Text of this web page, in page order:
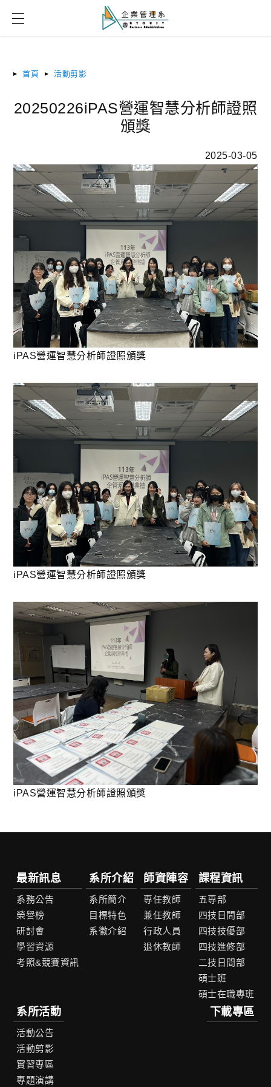
首頁 活動剪影
20250226iPAS營運智慧分析師證照
頒獎
2025-03-05
iPAS營運智慧分析師證照頒獎
iPAS營運智慧分析師證照頒獎
iPAS營運智慧分析師證照頒獎
最新訊息
系務公告
榮譽榜
研討會
學習資源
考照&競賽資訊
系所介紹
系所簡介
目標特色
系徽介紹
師資陣容
專任教師
兼任教師
行政人員
退休教師
課程資訊
五專部
四技日間部
四技技優部
四技進修部
二技日間部
碩士班
碩士在職專班
系所活動
活動公告
活動剪影
實習專區
專題演講
下載專區